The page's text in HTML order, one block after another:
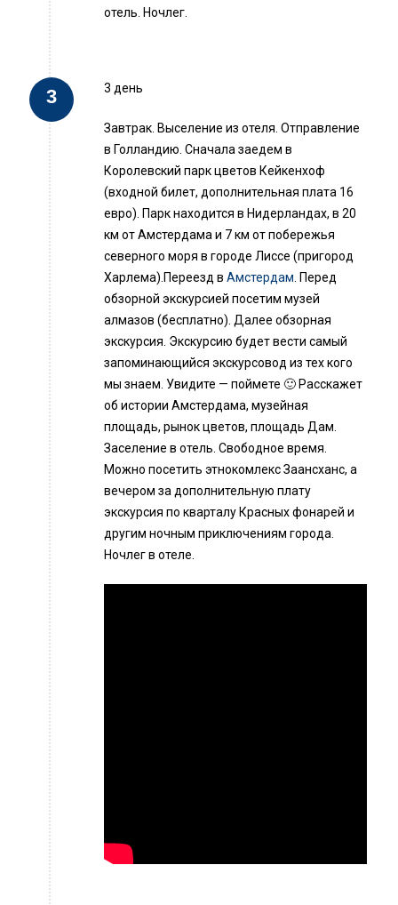
отель. Ночлег.
3 день
Завтрак. Выселение из отеля. Отправление
в Голландию. Сначала заедем в
Королевский парк цветов Кейкенхоф
(входной билет, дополнительная плата 16
евро). Парк находится в Нидерландах, в 20
км от Амстердама и 7 км от побережья
северного моря в городе Лиссе (пригород
Харлема).Переезд в Амстердам . Перед
обзорной экскурсией посетим музей
алмазов (бесплатно). Далее обзорная
экскурсия. Экскурсию будет вести самый
запоминающийся экскурсовод из тех кого
мы знаем. Увидите — поймете 🙂 Расскажет
об истории Амстердама, музейная
площадь, рынок цветов, площадь Дам.
Заселение в отель. Свободное время.
Можно посетить этнокомлекс Заансханс, а
вечером за дополнительную плату
экскурсия по кварталу Красных фонарей и
другим ночным приключениям города.
Ночлег в отеле.